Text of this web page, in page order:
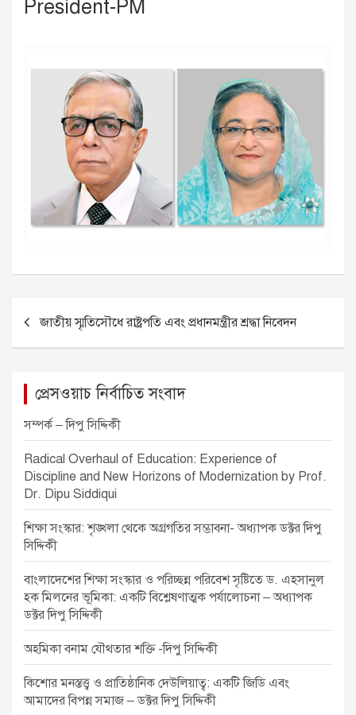
President-PM
জাতীয় স্মৃতিসৌধে রাষ্ট্রপতি এবং প্রধানমন্ত্রীর শ্রদ্ধা নিবেদন
প্রেসওয়াচ নির্বাচিত সংবাদ
সম্পর্ক – দিপু সিদ্দিকী
Radical Overhaul of Education: Experience of
Discipline and New Horizons of Modernization by Prof.
Dr. Dipu Siddiqui
শিক্ষা সংস্কার: শৃঙ্খলা থেকে অগ্রগতির সম্ভাবনা- অধ্যাপক ডক্টর দিপু
সিদ্দিকী
বাংলাদেশের শিক্ষা সংস্কার ও পরিচ্ছন্ন পরিবেশ সৃষ্টিতে ড. এহসানুল
হক মিলনের ভূমিকা: একটি বিশ্লেষণাত্মক পর্যালোচনা – অধ্যাপক
ডক্টর দিপু সিদ্দিকী
অহমিকা বনাম যৌথতার শক্তি -দিপু সিদ্দিকী
কিশোর মনস্তত্ত্ব ও প্রাতিষ্ঠানিক দেউলিয়াত্ব: একটি জিডি এবং
আমাদের বিপন্ন সমাজ – ডক্টর দিপু সিদ্দিকী